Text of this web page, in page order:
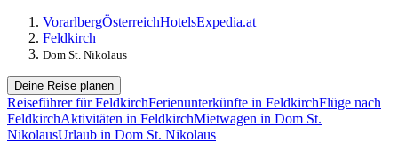
VorarlbergÖsterreichHotelsExpedia.at
Feldkirch
Dom St. Nikolaus
Deine Reise planen
Reiseführer für FeldkirchFerienunterkünfte in FeldkirchFlüge nach
FeldkirchAktivitäten in FeldkirchMietwagen in Dom St.
NikolausUrlaub in Dom St. Nikolaus